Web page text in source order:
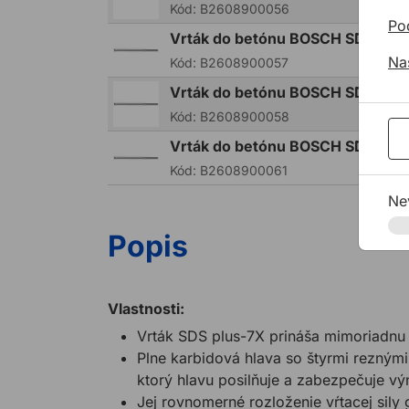
Kód: B2608900056
Vrták do betónu BOSCH SDS
Kód: B2608900057
Vrták do betónu BOSCH SDS
Kód: B2608900058
Vrták do betónu BOSCH SDS
Kód: B2608900061
Popis
Vlastnosti:
Vrták SDS plus-7X prináša
Plne karbidová hlava so štyrmi
ktorý hlavu posilňuje a zabezpečuje
Jej rovnomerné rozloženie vŕtacej sily